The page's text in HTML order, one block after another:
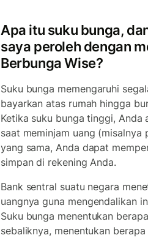
Apa itu suku bunga,
saya peroleh dengan
Berbunga Wise?
Suku bunga memengaruhi
bayarkan atas rumah hingga
Ketika suku bunga tinggi,
saat meminjam uang
yang sama, Anda dapat
simpan di rekening Anda.
Bank sentral suatu negara
uangnya guna mengendalikan
Suku bunga menentukan
sebaliknya, menentukan